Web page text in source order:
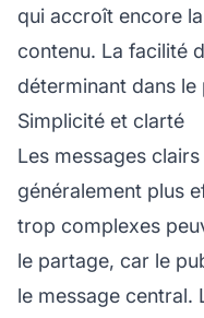
qui accroît encore
contenu. La facilité
déterminant dans
Simplicité et clarté
Les messages
généralement plus
trop complexes
le partage, car le
le message central.